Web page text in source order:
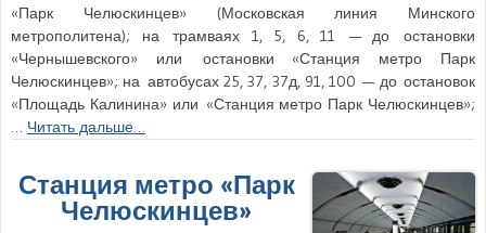
«Парк Челюскинцев» (Московская линия Минского
метрополитена); на трамваях 1, 5, 6, 11 — до остановки
«Чернышевского» или остановки «Станция метро Парк
Челюскинцев»; на автобусах 25, 37, 37д, 91, 100 — до остановок
«Площадь Калинина» или «Станция метро Парк Челюскинцев»;
… Читать дальше…
Станция метро «Парк
Челюскинцев»